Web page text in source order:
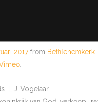
2017from Bethlehemkerk
L.J. Vogelaar